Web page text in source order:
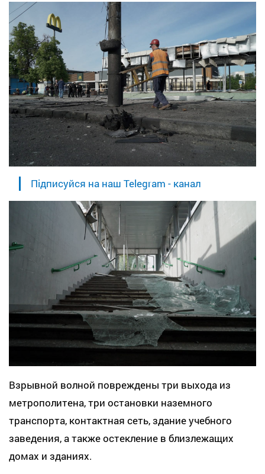
Підписуйся на наш Telegram - канал
Взрывной волной повреждены три выхода из
метрополитена, три остановки наземного
транспорта, контактная сеть, здание учебного
заведения, а также остекление в близлежащих
домах и зданиях.